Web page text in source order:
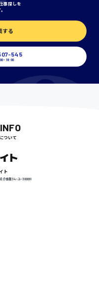
事探しを
する
545
- 18:00
ついて
ト
介事業 34-ユ-300091